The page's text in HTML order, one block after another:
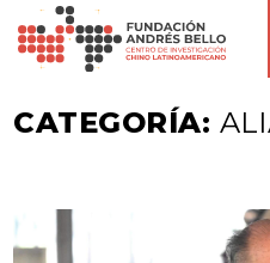
CATEGORÍA: